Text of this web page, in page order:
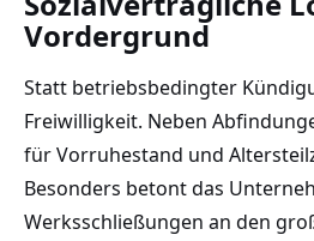
Vordergrund
Statt betriebsbedingter
Freiwilligkeit. Neben
für Vorruhestand und
Besonders betont das
Werksschließungen an den